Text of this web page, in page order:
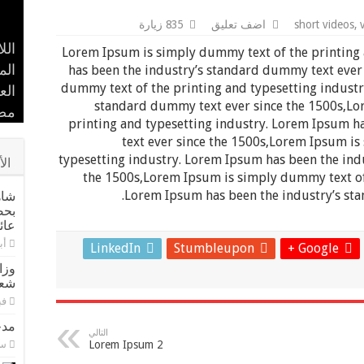
short videos, اضف تعليق 835 زيارة
Lorem Ipsum is simply dummy text of the
has been the industry’s standard dummy text
dummy text of the printing and typesetting
standard dummy text ever since the
printing and typesetting industry. Lorem Ipsum
text ever since the 1500s,Lorem Ipsum
typesetting industry. Lorem Ipsum has been the
the 1500s,Lorem Ipsum is simply dummy text
Lorem Ipsum has been the industry’s
Google +
Stumbleupon
LinkedIn
التالي
Lorem Ipsum 2